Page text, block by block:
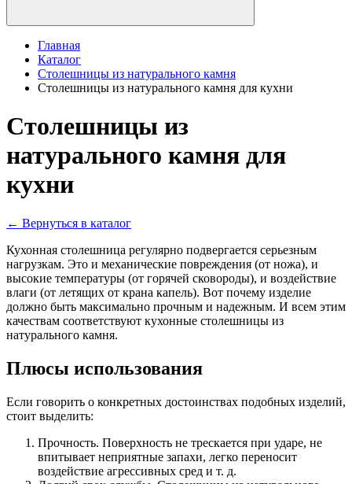
Главная
Каталог
Столешницы из натурального камня
Столешницы из натурального камня для кухни
Столешницы из
натурального камня для
кухни
← Вернуться в каталог
Кухонная столешница регулярно подвергается серьезным
нагрузкам. Это и механические повреждения (от ножа), и
высокие температуры (от горячей сковороды), и воздействие
влаги (от летящих от крана капель). Вот почему изделие
должно быть максимально прочным и надежным. И всем этим
качествам соответствуют кухонные столешницы из
натурального камня.
Плюсы использования
Если говорить о конкретных достоинствах подобных изделий,
стоит выделить:
Прочность. Поверхность не трескается при ударе, не
впитывает неприятные запахи, легко переносит
воздействие агрессивных сред и т. д.